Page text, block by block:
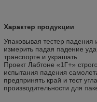
Характер продукции
Упаковывая тестер падения
измерить падая падение
транспорте и украшать.
Проект Лабтоне «1Г+»
испытания падения
предпринять край и тест
производительности для